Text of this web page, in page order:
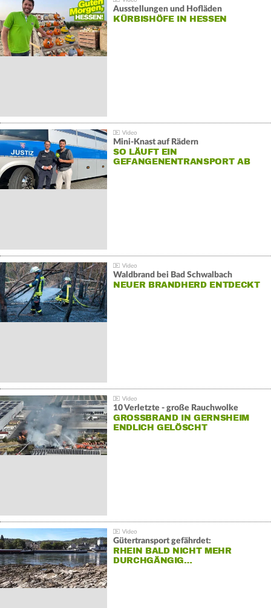
Ausstellungen und Hofläden
KÜRBISHÖFE IN HESSEN
Mini-Knast auf Rädern
SO LÄUFT EIN
GEFANGENENTRANSPORT AB
Waldbrand bei Bad Schwalbach
NEUER BRANDHERD ENTDECKT
10 Verletzte - große Rauchwolke
GROSSBRAND IN GERNSHEIM E
NDLICH GELÖSCHT
Gütertransport gefährdet:
RHEIN BALD NICHT MEHR
DURCHGÄNGIG…